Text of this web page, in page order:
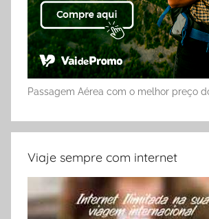
Passagem Aérea com o melhor preço
Viaje sempre com internet